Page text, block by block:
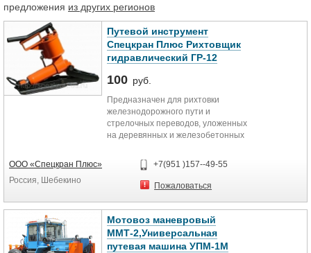
предложения из других регионов
Путевой инструмент
Спецкран Плюс Рихтовщик
гидравлический ГР-12
100 руб.
Предназначен для рихтовки
железнодорожного пути и
стрелочных переводов, уложенных
на деревянных и железобетонных
ремонте пути.
ООО «Спецкран Плюс»
Россия, Шебекино
+7(951 )157--49-55
Пожаловаться
Мотовоз маневровый
ММТ-2,Универсальная
путевая машина УПМ-1М